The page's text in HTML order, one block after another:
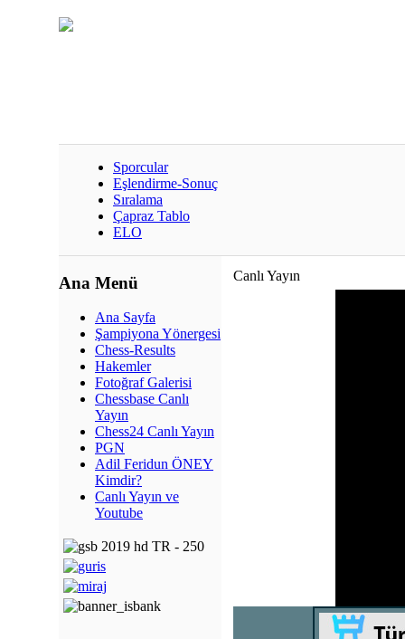
Sporcular
Eşlendirme-Sonuç
Sıralama
Çapraz Tablo
ELO
Ana Menü
Ana Sayfa
Şampiyona Yönergesi
Chess-Results
Hakemler
Fotoğraf Galerisi
Chessbase Canlı
Yayın
Chess24 Canlı Yayın
PGN
Adil Feridun ÖNEY
Kimdir?
Canlı Yayın ve
Youtube
Canlı Yayın